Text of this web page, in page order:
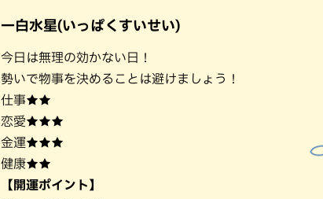
一白水星(いっぱくすいせい)
今日は無理の効かない日！
勢いで物事を決めることは避けましょう！
仕事★★
恋愛★★★
金運★★★
健康★★
【開運ポイント】